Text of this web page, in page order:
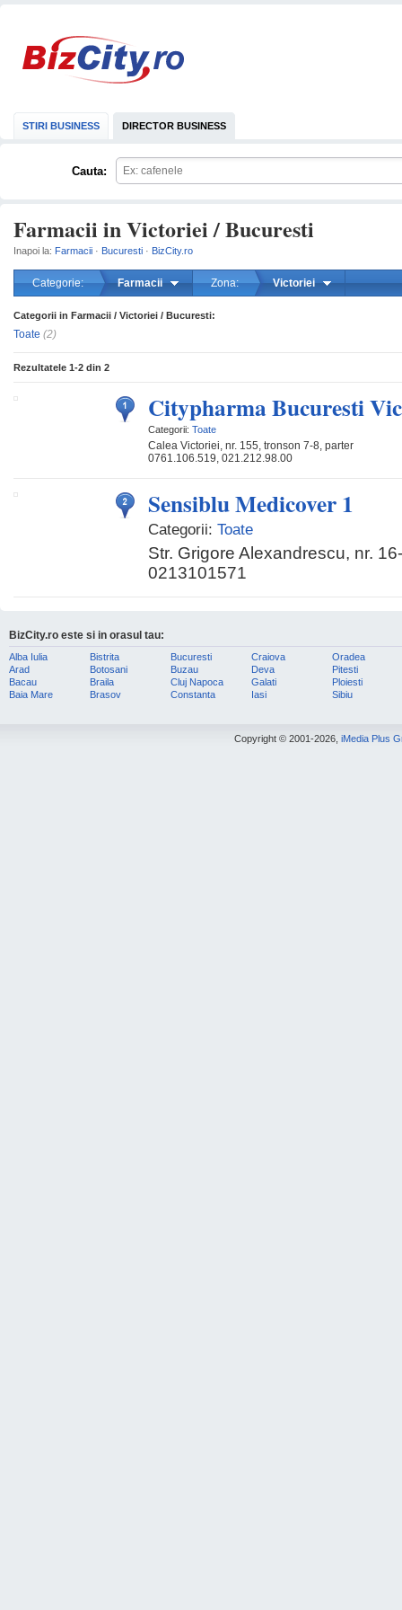
STIRI BUSINESS DIRECTOR BUSINESS
Cauta:
Farmacii in Victoriei / Bucuresti
Inapoi la: Farmacii · Bucuresti · BizCity.ro
Categorie: Farmacii Zona: Victoriei
Categorii in Farmacii / Victoriei / Bucuresti:
Toate (2)
Rezultatele 1-2 din 2
Citypharma Bucuresti
Categorii: Toate
Calea Victoriei, nr. 155, tronson 7-8, parter
0761.106.519, 021.212.98.00
Sensiblu Medicover 1
Categorii: Toate
Str. Grigore Alexandrescu, nr.
0213101571
BizCity.ro este si in orasul tau:
Alba Iulia
Arad
Bacau
Baia Mare
Bistrita
Botosani
Braila
Brasov
Bucuresti
Buzau
Cluj Napoca
Constanta
Craiova
Deva
Galati
Iasi
Oradea
Pitesti
Ploiesti
Sibiu
Copyright © 2001-2026, iMedia Plus